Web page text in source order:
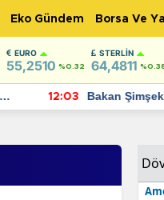
Eko Gündem Borsa Ve
EURO
55,2510 %0.32
STERLIN
64,4811
12:03
Bakan
için umut